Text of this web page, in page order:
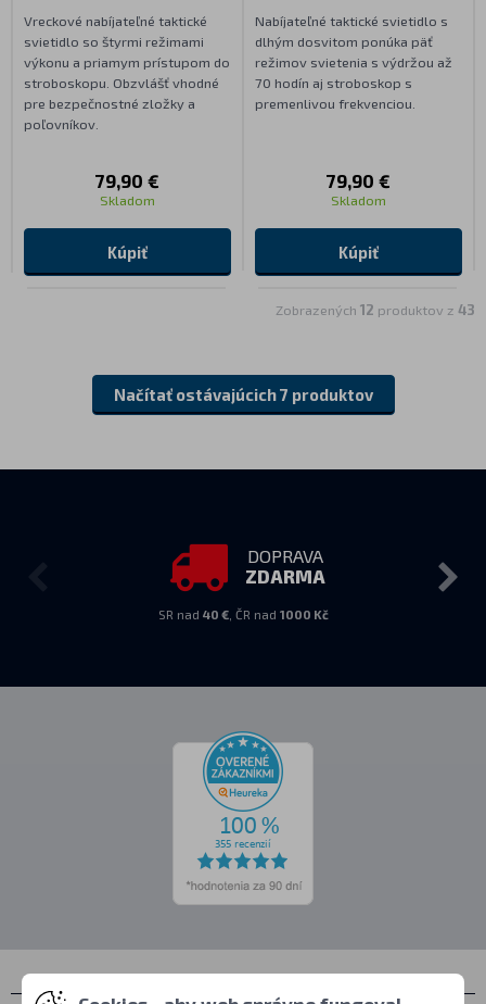
Vreckové nabíjateľné taktické
svietidlo so štyrmi režimami
výkonu a priamym prístupom do
stroboskopu. Obzvlášť vhodné
pre bezpečnostné zložky a
poľovníkov.
79,90 €
Skladom
Kúpiť
Nabíjateľné taktické svietidlo s
dlhým dosvitom ponúka päť
režimov svietenia s výdržou až
70 hodín aj stroboskop s
premenlivou frekvenciou.
79,90 €
Skladom
Kúpiť
Zobrazených 12 produktov z 43
Načítať ostávajúcich 7 produktov
DOPRAVA
ZDARMA
SR nad 40 €, ČR nad 1000 Kč